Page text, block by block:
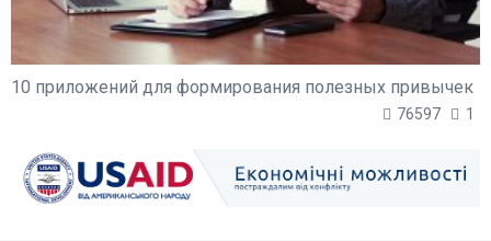
10 приложений для формирования полезных привычек
76597 1